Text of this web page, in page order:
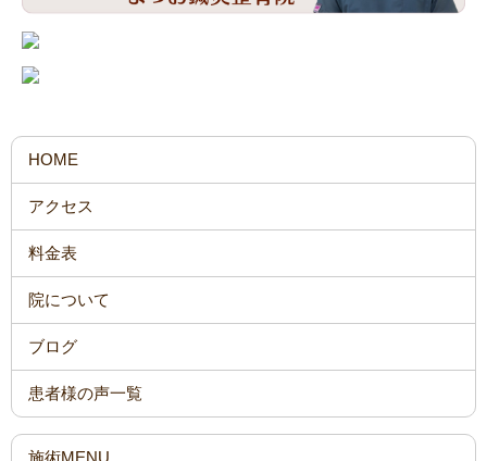
HOME
アクセス
料金表
院について
ブログ
患者様の声一覧
施術MENU